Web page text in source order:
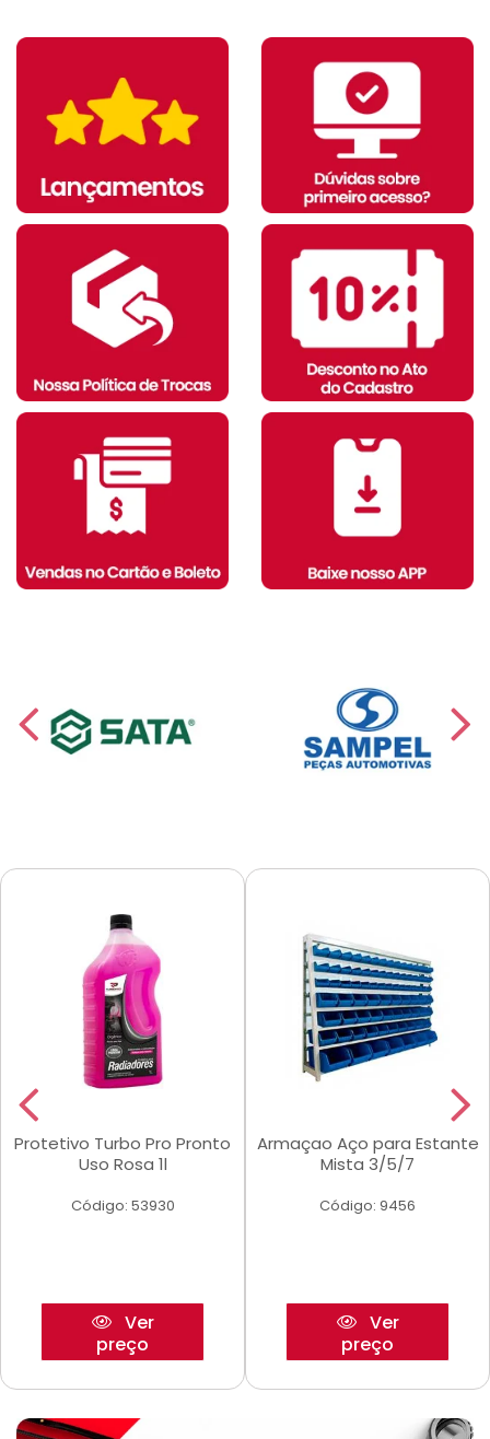
Protetivo Turbo Pro Pronto
Uso Rosa 1l
Código: 53930
Ver
preço
Armaçao Aço para Estante
Mista 3/5/7
Código: 9456
Ver
preço